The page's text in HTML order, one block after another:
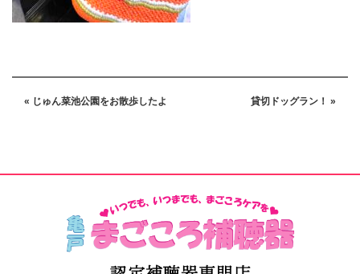
« じゅん菜池公園をお散歩したよ 貸切ドッグラン！ »